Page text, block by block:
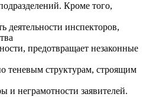
Кроме того,
деятельности инспекторов,
предотвращает незаконные
теневым структурам, строящим
и неграмотности заявителей.